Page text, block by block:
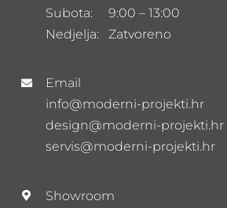
Subota: 9:00 – 13:00
Nedjelja: Zatvoreno
Email
info@moderni-projekti.hr
design@moderni-projekti.hr
servis@moderni-projekti.hr
Showroom